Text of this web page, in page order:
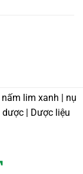
nấm lim xanh | nụ
| Dược liệu